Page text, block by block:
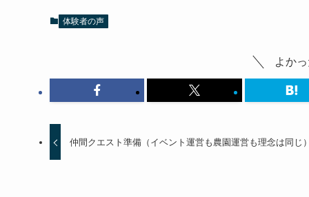
体験者の声
よか
仲間クエスト準備（イベント運営も農園運営も理念は同じ）